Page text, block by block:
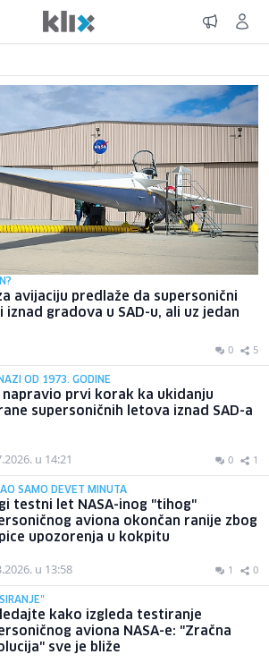
avijaciju predlaže da supersonični
gradova u SAD-u, ali uz jedan
0 5
OD 1973. GODINE
napravio prvi korak ka ukidanju
supersoničnih letova iznad SAD-a
u 14:21 0 1
SAMO DEVET MINUTA
testni let NASA-inog "tihog"
aviona okončan ranije zbog
upozorenja u kokpitu
u 13:58 1 0
kako izgleda testiranje
aviona NASA-e: "Zračna
sve je bliže